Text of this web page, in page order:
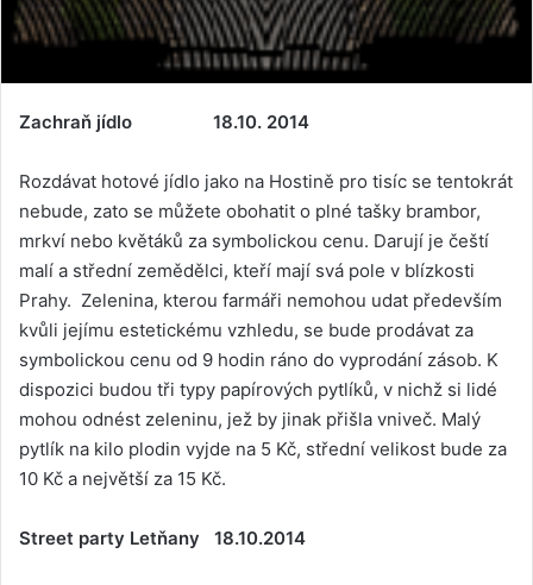
Zachraň jídlo 18.10. 2014
Rozdávat hotové jídlo jako na Hostině pro tisíc se tentokrát
nebude, zato se můžete obohatit o plné tašky brambor,
mrkví nebo květáků za symbolickou cenu. Darují je čeští
malí a střední zemědělci, kteří mají svá pole v blízkosti
Prahy. Zelenina, kterou farmáři nemohou udat především
kvůli jejímu estetickému vzhledu, se bude prodávat za
symbolickou cenu od 9 hodin ráno do vyprodání zásob. K
dispozici budou tři typy papírových pytlíků, v nichž si lidé
mohou odnést zeleninu, jež by jinak přišla vniveč. Malý
pytlík na kilo plodin vyjde na 5 Kč, střední velikost bude za
10 Kč a největší za 15 Kč.
Street party Letňany 18.10.2014